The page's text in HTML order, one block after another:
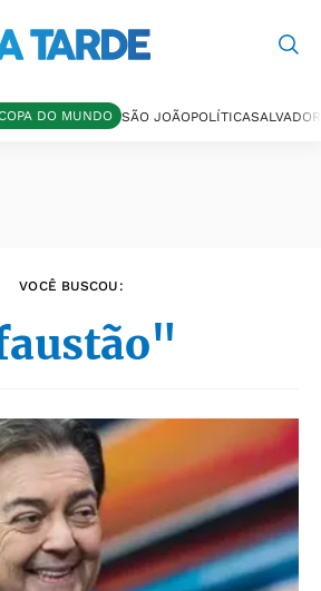
DO MUNDO SÃO JOÃOPOLÍTICASALVADOR
VOCÊ BUSCOU: